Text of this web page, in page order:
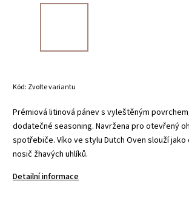
Kód: Zvolte variantu
Prémiová litinová pánev s vyleštěným
dodatečné seasoning. Navržena pro otevřený
spotřebiče. Víko ve stylu Dutch Oven slouží jako
nosič žhavých uhlíků.
Detailní informace